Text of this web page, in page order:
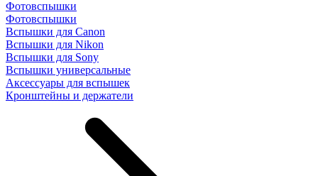
Фотовспышки
Фотовспышки
Вспышки для Canon
Вспышки для Nikon
Вспышки для Sony
Вспышки универсальные
Аксесcуары для вспышек
Кронштейны и держатели